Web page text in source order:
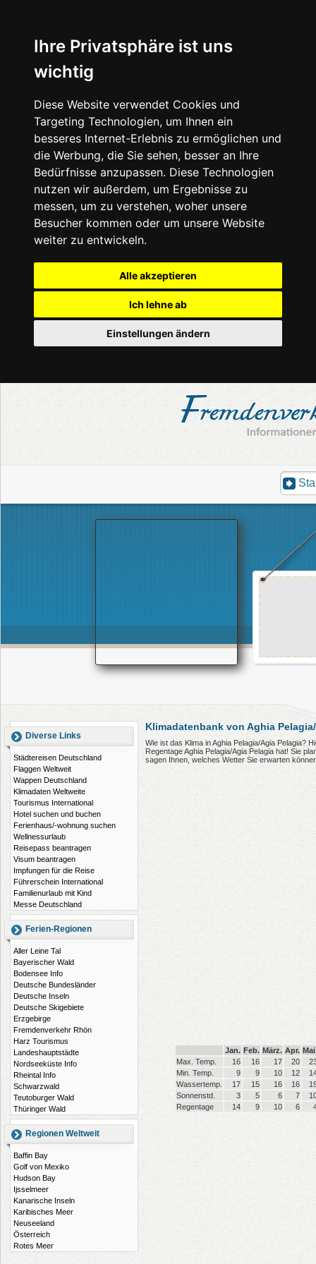
Ihre Privatsphäre ist uns
wichtig
Diese Website verwendet Cookies und
Targeting Technologien, um Ihnen ein
besseres Internet-Erlebnis zu ermöglichen und
die Werbung, die Sie sehen, besser an Ihre
Bedürfnisse anzupassen. Diese Technologien
nutzen wir außerdem, um Ergebnisse zu
messen, um zu verstehen, woher unsere
Besucher kommen oder um unsere Website
weiter zu entwickeln.
Alle akzeptieren
Ich lehne ab
Einstellungen ändern
Diverse Links
Städtereisen Deutschland
Flaggen Weltweit
Wappen Deutschland
Klimadaten Weltweite
Tourismus International
Hotel suchen und buchen
Ferienhaus/-wohnung suchen
Wellnessurlaub
Reisepass beantragen
Visum beantragen
Impfungen für die Reise
Führerschein International
Familienurlaub mit Kind
Messe Deutschland
Ferien-Regionen
Aller Leine Tal
Bayerischer Wald
Bodensee Info
Deutsche Bundesländer
Deutsche Inseln
Deutsche Skigebiete
Erzgebirge
Fremdenverkehr Rhön
Harz Tourismus
Landeshauptstädte
Nordseeküste Info
Rheintal Info
Schwarzwald
Teutoburger Wald
Thüringer Wald
Regionen Weltweit
Baffin Bay
Golf von Mexiko
Hudson Bay
Ijsselmeer
Kanarische Inseln
Karibisches Meer
Neuseeland
Österreich
Rotes Meer
Klimadatenbank von Aghia
Wie ist das Klima in Aghia Pelagia/Agia Pelagia?
Regentage Aghia Pelagia/Agia Pelagia hat! Sie
sagen Ihnen, welches Wetter Sie erwarten
Jan. Feb. März. Apr.
Max. Temp.
16 16 17 20
Min. Temp.
9 9 10 12
Wassertemp.
17 15 16 16
Sonnenstd.
3 5 6 7
Regentage
14 9 10 6